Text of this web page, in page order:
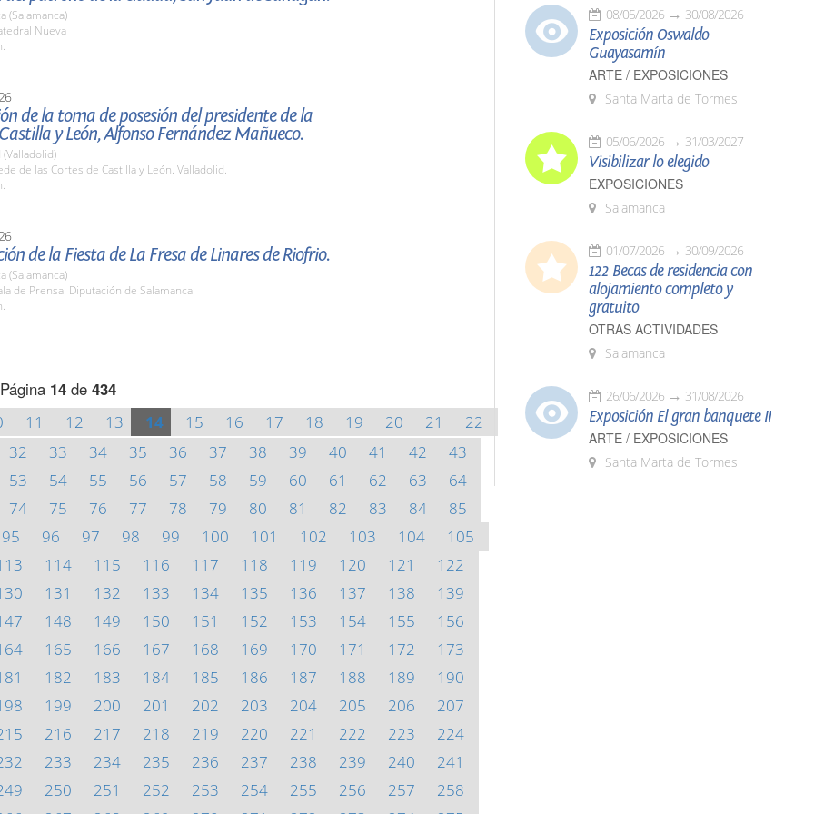
(Salamanca)
Nueva
de la toma de posesión del presidente de la
y León, Alfonso Fernández Mañueco.
de las Cortes de Castilla y León. Valladolid.
de la Fiesta de La Fresa de Linares de Riofrio.
(Salamanca)
de Prensa. Diputación de Salamanca.
Página 14 de 434
11 12 13 14 15 16 17 18 19 20 21
22
32
33 34 35 36 37 38 39 40 41 42
43
53
54 55 56 57 58 59 60 61 62 63
64
74
75 76 77 78 79 80 81 82 83 84
85
95
96 97 98 99 100 101 102 103 104
105
114 115 116 117 118 119 120 121
122
131 132 133 134 135 136 137 138
139
148 149 150 151 152 153 154 155
156
165 166 167 168 169 170 171 172
173
182 183 184 185 186 187 188 189
190
199 200 201 202 203 204 205 206
207
216 217 218 219 220 221 222 223
224
233 234 235 236 237 238 239 240
241
250 251 252 253 254 255 256 257
258
08/05/2026 30/08/2026
Exposición Oswaldo
Guayasamín
ARTE / EXPOSICIONES
Santa Marta de Tormes
05/06/2026 31/03/2027
Visibilizar lo elegido
EXPOSICIONES
Salamanca
01/07/2026 30/09/2026
122 Becas de residencia con
alojamiento completo y
gratuito
OTRAS ACTIVIDADES
Salamanca
26/06/2026 31/08/2026
Exposición El gran banquete II
ARTE / EXPOSICIONES
Santa Marta de Tormes